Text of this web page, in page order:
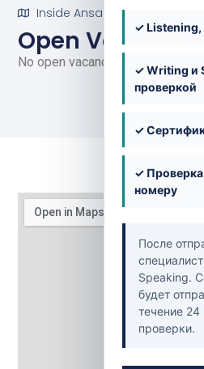
✓ Listening,
✓ Writing и
проверкой
✓
✓
номеру
После
Speaking.
будет
течение 24
проверки.
Inside Ansar Gallery, Abu
Open
No open vacancies at the